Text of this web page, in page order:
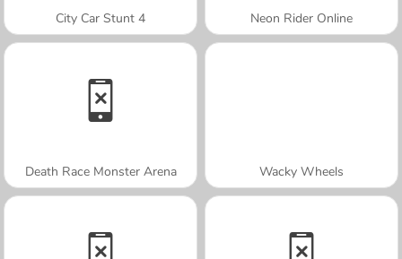
City Car Stunt 4 Neon Rider Online
Death Race Monster Arena Wacky Wheels